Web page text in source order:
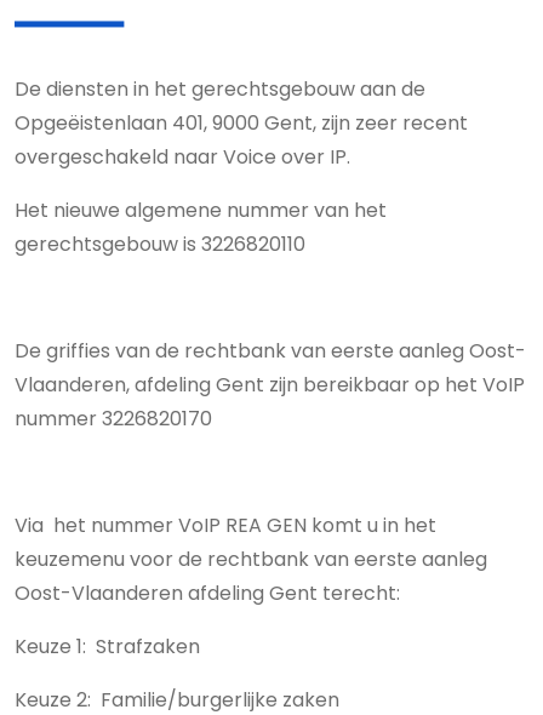
De diensten in het gerechtsgebouw aan de
Opgeëistenlaan 401, 9000 Gent, zijn zeer recent
overgeschakeld naar Voice over IP.
Het nieuwe algemene nummer van het
gerechtsgebouw is 3226820110
De griffies van de rechtbank van eerste aanleg Oost-
Vlaanderen, afdeling Gent zijn bereikbaar op het VoIP
nummer 3226820170
Via het nummer VoIP REA GEN komt u in het
keuzemenu voor de rechtbank van eerste aanleg
Oost-Vlaanderen afdeling Gent terecht:
Keuze 1: Strafzaken
Keuze 2: Familie/burgerlijke zaken